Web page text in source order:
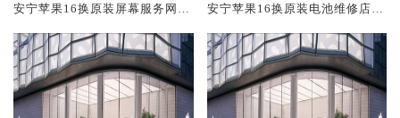
安宁苹果16换原装屏幕服务网点
安宁苹果16换原装电池维修店大